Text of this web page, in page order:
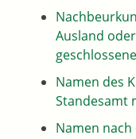
Ausland
Namen des
Standesamt
Namen